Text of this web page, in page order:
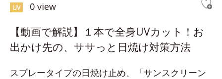
UV 0 view
【動画で解説】１本で全身UVカット！お
出かけ先の、ササっと日焼け対策方法
スプレータイプの日焼け止め、「サンスクリーン